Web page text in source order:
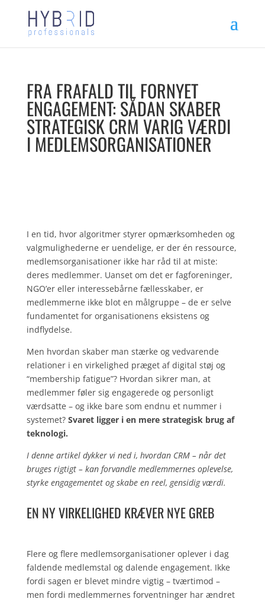
FRA FRAFALD TIL FORNYET
ENGAGEMENT: SÅDAN SKABER
STRATEGISK CRM VARIG VÆRDI
I MEDLEMSORGANISATIONER
I en tid, hvor algoritmer styrer opmærksomheden og
valgmulighederne er uendelige, er der én ressource,
medlemsorganisationer ikke har råd til at miste:
deres medlemmer. Uanset om det er fagforeninger,
NGO’er eller interessebårne fællesskaber, er
medlemmerne ikke blot en målgruppe – de er selve
fundamentet for organisationens eksistens og
indflydelse.
Men hvordan skaber man stærke og vedvarende
relationer i en virkelighed præget af digital støj og
“membership fatigue”? Hvordan sikrer man, at
medlemmer føler sig engagerede og personligt
værdsatte – og ikke bare som endnu et nummer i
systemet? Svaret ligger i en mere strategisk brug af
teknologi.
I denne artikel dykker vi ned i, hvordan CRM – når det
bruges rigtigt – kan forvandle medlemmernes oplevelse,
styrke engagementet og skabe en reel, gensidig værdi.
EN NY VIRKELIGHED KRÆVER NYE GREB
Flere og flere medlemsorganisationer oplever i dag
faldende medlemstal og dalende engagement. Ikke
fordi sagen er blevet mindre vigtig – tværtimod –
men fordi medlemmernes forventninger har ændret